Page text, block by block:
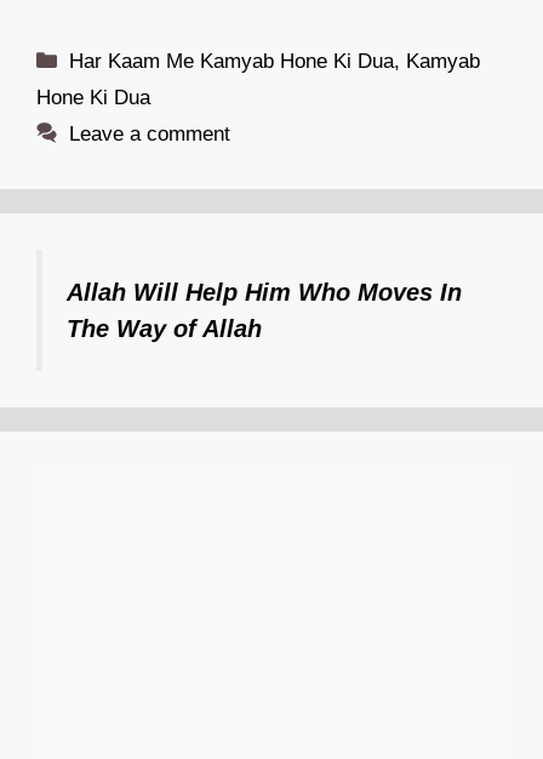
Categories
Har Kaam Me Kamyab Hone Ki Dua, Kamyab
Hone Ki Dua
Leave a comment
Allah Will Help Him Who Moves In
The Way of Allah